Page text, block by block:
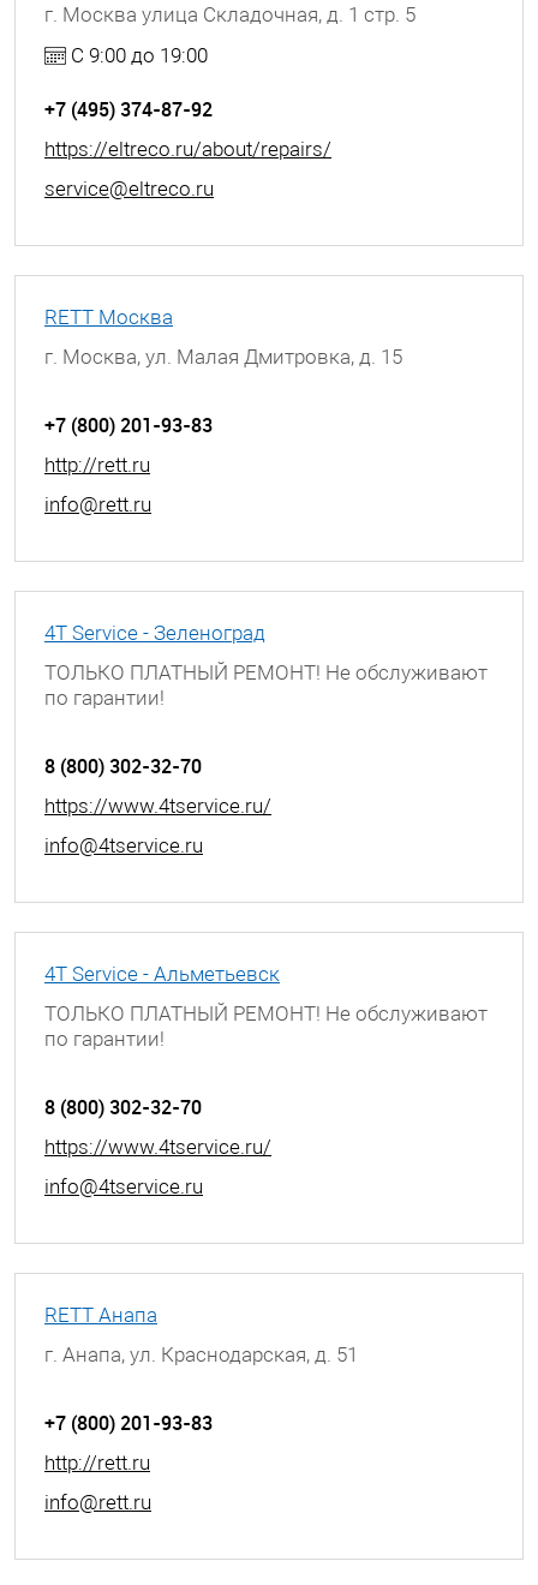
г. Москва улица Складочная, д. 1 стр. 5
С 9:00 до 19:00
+7 (495) 374-87-92
https://eltreco.ru/about/repairs/
service@eltreco.ru
RETT Москва
г. Москва, ул. Малая Дмитровка, д. 15
+7 (800) 201-93-83
http://rett.ru
info@rett.ru
4T Service - Зеленоград
ТОЛЬКО ПЛАТНЫЙ РЕМОНТ! Не обслуживают
по гарантии!
8 (800) 302-32-70
https://www.4tservice.ru/
info@4tservice.ru
4T Service - Альметьевск
ТОЛЬКО ПЛАТНЫЙ РЕМОНТ! Не обслуживают
по гарантии!
8 (800) 302-32-70
https://www.4tservice.ru/
info@4tservice.ru
RETT Анапа
г. Анапа, ул. Краснодарская, д. 51
+7 (800) 201-93-83
http://rett.ru
info@rett.ru